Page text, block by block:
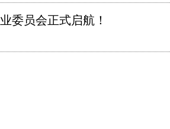
委员会正式启航！